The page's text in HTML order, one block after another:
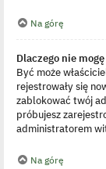
Na górę
Dlaczego nie
Być może
rejestrowały się
zablokować twój
próbujesz
administratorem
Na górę